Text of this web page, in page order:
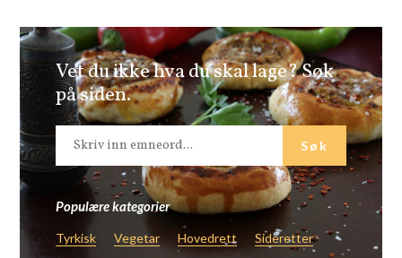
Vet du ikke hva du skal lage? Søk
på siden.
Populære kategorier
Tyrkisk Vegetar Hovedrett Sideretter